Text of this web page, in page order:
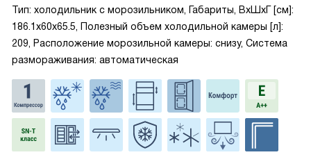
Тип: холодильник с морозильником, Габариты, ВxШxГ [см]:
186.1x60x65.5, Полезный объем холодильной камеры [л]:
209, Расположение морозильной камеры: снизу, Система
размораживания: автоматическая